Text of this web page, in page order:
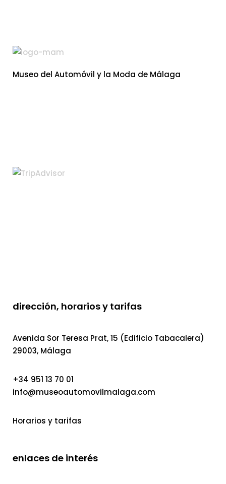
Museo del Automóvil y la Moda de Málaga
dirección, horarios y tarifas
Avenida Sor Teresa Prat, 15 (Edificio Tabacalera)
29003, Málaga
+34 951 13 70 01
info@museoautomovilmalaga.com
Horarios y tarifas
enlaces de interés